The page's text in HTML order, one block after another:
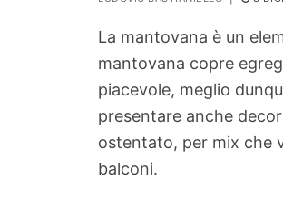
La mantovana è un
mantovana copre
piacevole, meglio
presentare anche
ostentato, per mix che
balconi.